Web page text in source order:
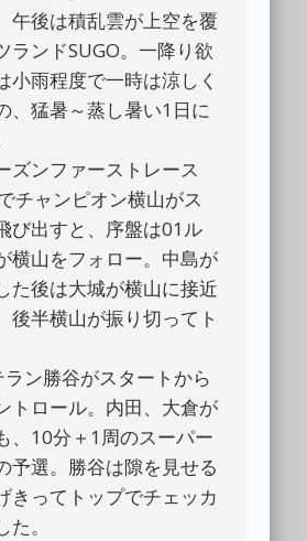
午後は積乱雲が上空を覆
ランドSUGO。一降り欲
小雨程度で一時は涼しく
、猛暑～蒸し暑い1日に
ズンファーストレース
チャンピオン横山がス
び出すと、序盤は01ル
横山をフォロー。中島が
た後は大城が横山に接近
後半横山が振り切ってト
ン勝谷がスタートから
トロール。内田、大倉が
、10分＋1周のスーパー
予選。勝谷は隙を見せる
きってトップでチェッカ
。